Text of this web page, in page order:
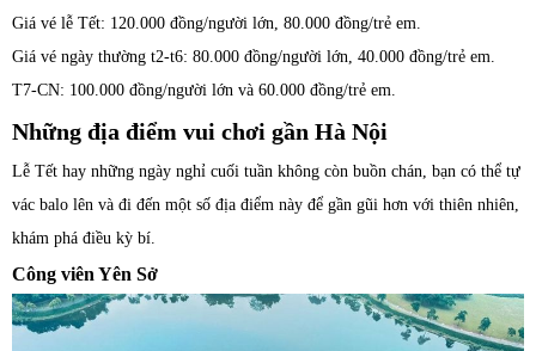
Giá vé lễ Tết: 120.000 đồng/người lớn, 80.000 đồng/trẻ em.
Giá vé ngày thường t2-t6: 80.000 đồng/người lớn, 40.000 đồng/trẻ em.
T7-CN: 100.000 đồng/người lớn và 60.000 đồng/trẻ em.
Những địa điểm vui chơi gần Hà Nội
Lễ Tết hay những ngày nghỉ cuối tuần không còn buồn chán, bạn có thể tự
vác balo lên và đi đến một số địa điểm này để gần gũi hơn với thiên nhiên,
khám phá điều kỳ bí.
Công viên Yên Sở